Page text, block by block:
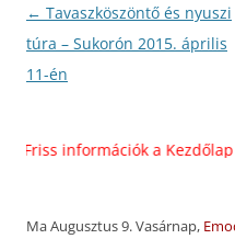
Bejegyzés
navigáció
← Tavaszköszöntő és nyuszi
túra – Sukorón 2015. április
11-én
információk a Kezdőlap
Ma Augusztus 9. Vasárnap,